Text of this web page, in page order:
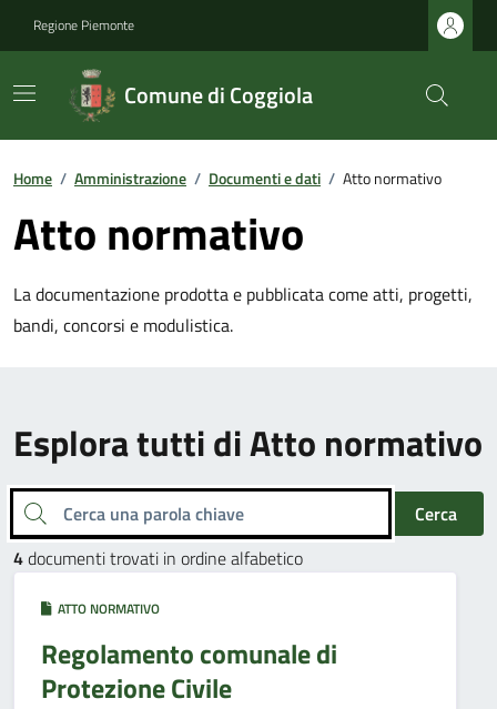
Regione Piemonte
Comune di Coggiola
Home / Amministrazione / Documenti e dati / Atto normativo
Atto normativo
La documentazione prodotta e pubblicata come atti, progetti,
bandi, concorsi e modulistica.
Esplora tutti di Atto normativo
Cerca una parola chiave
Cerca
4documenti trovati in ordine alfabetico
ATTO NORMATIVO
Regolamento comunale di
Protezione Civile